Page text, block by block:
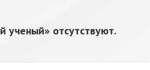
ученый» отсутствуют.